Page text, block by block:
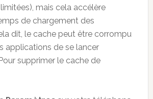
mais cela accélère
de chargement des
dit, le cache peut être corrompu
applications de se lancer
supprimer le cache de